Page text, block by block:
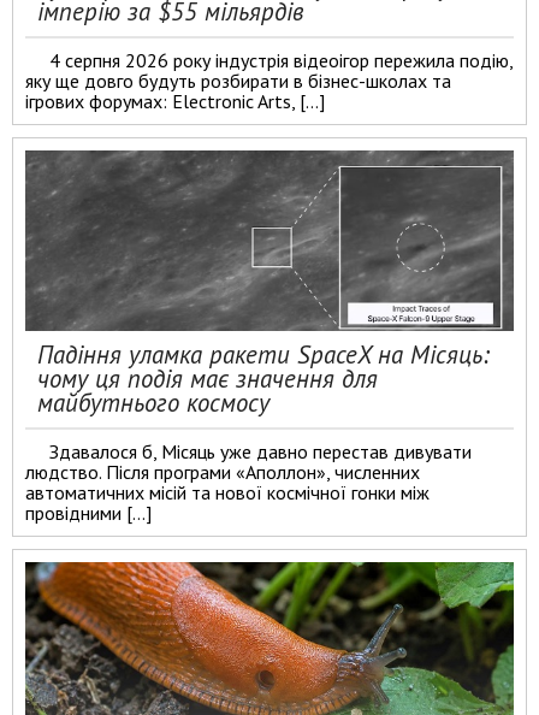
імперію за $55 мільярдів
4 серпня 2026 року індустрія відеоігор пережила подію,
яку ще довго будуть розбирати в бізнес-школах та
ігрових форумах: Electronic Arts, […]
Падіння уламка ракети SpaceX на Місяць:
чому ця подія має значення для
майбутнього космосу
Здавалося б, Місяць уже давно перестав дивувати
людство. Після програми «Аполлон», численних
автоматичних місій та нової космічної гонки між
провідними […]